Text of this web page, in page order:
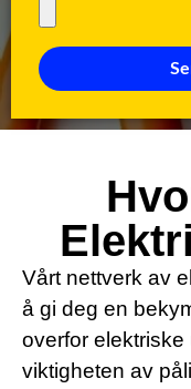
Vårt nettverk av
å gi deg en
overfor elektriske
viktigheten av